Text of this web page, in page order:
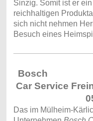
Sinzig. Somit ist er
reichhaltigen
sich nicht nehmen
Besuch eines
Bosch
Car Service
Das im Mülheim-